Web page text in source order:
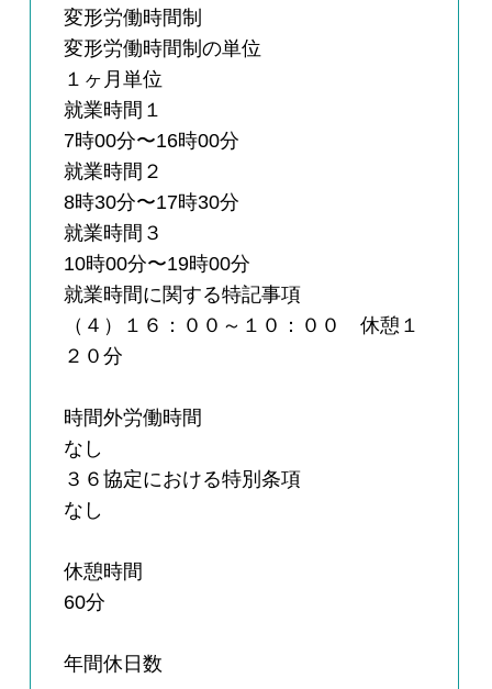
変形労働時間制
変形労働時間制の単位
１ヶ月単位
就業時間１
7時00分〜16時00分
就業時間２
8時30分〜17時30分
就業時間３
10時00分〜19時00分
就業時間に関する特記事項
（４）１６：００～１０：００ 休憩１
２０分
時間外労働時間
なし
３６協定における特別条項
なし
休憩時間
60分
年間休日数